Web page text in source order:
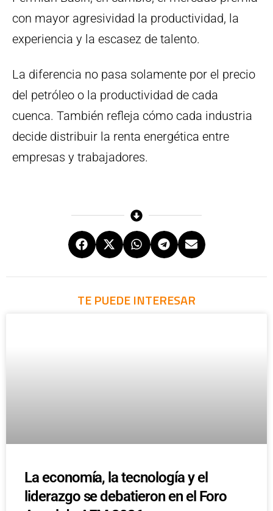
con mayor agresividad la productividad, la
experiencia y la escasez de talento.
La diferencia no pasa solamente por el precio
del petróleo o la productividad de cada
cuenca. También refleja cómo cada industria
decide distribuir la renta energética entre
empresas y trabajadores.
TE PUEDE INTERESAR
La economía, la tecnología y el
liderazgo se debatieron en el Foro